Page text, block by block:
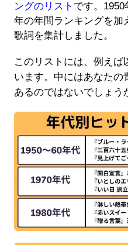
ングのリスト です。
年の年間ランキングを加
歌詞を集計しました。
このリストには、例えば
います。中にはあなたの
あるのではないでしょう